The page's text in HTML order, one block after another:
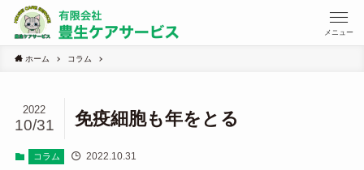
メニュー
ホーム コラム
免疫細胞も年をとる
2022
10/31
コラム 2022.10.31